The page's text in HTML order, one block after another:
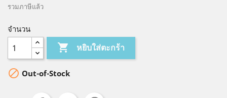
รวมภาษีแล้ว
จำนวน
 หยิบใส่ตะกร้า
 Out-of-Stock